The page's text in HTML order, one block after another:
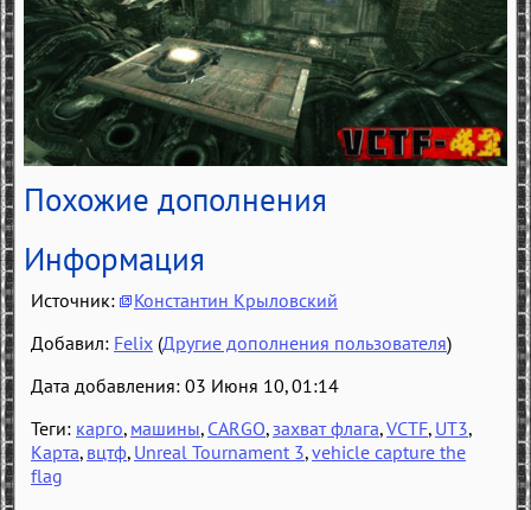
Похожие дополнения
Информация
Источник:
Константин Крыловский
Добавил: Felix (Другие дополнения пользователя)
Дата добавления: 03 Июня 10, 01:14
Теги: карго, машины, CARGO,захват флага,VCTF, UT3,
Карта, вцтф, Unreal Tournament 3,vehicle capture the
flag